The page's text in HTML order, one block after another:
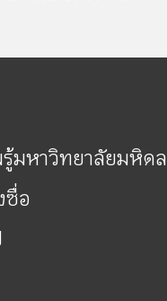
มหาวิทยาลัยมหิดล
ซื่อ